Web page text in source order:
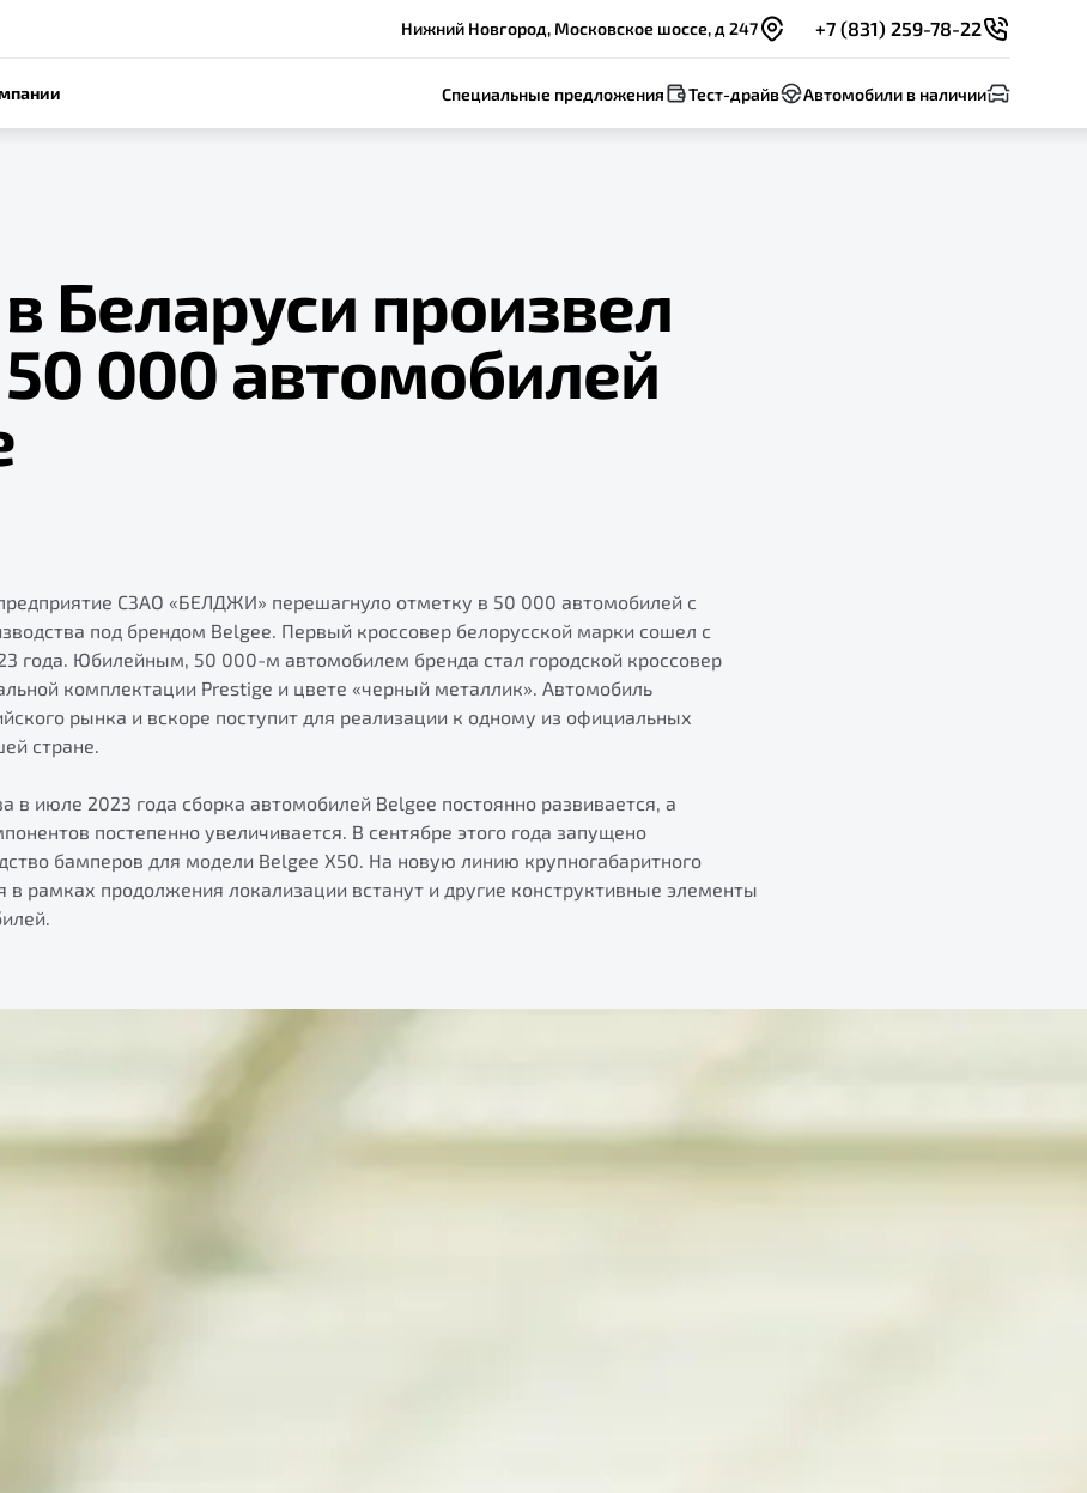
Нижний Новгород, Московское шоссе, д 247 +7 (831) 259-78-22
Специальные предложения Тест-драйв Автомобили в наличии
Беларуси произвел
000 автомобилей
СЗАО «БЕЛДЖИ» перешагнуло отметку в 50 000 автомобилей с
под брендом Belgee. Первый кроссовер белорусской марки сошел с
года. Юбилейным, 50 000-м автомобилем бренда стал городской кроссовер
комплектации Prestige и цвете «черный металлик». Автомобиль
рынка и вскоре поступит для реализации к одному из официальных
стране.
в июле 2023 года сборка автомобилей Belgee постоянно развивается, а
постепенно увеличивается. В сентябре этого года запущено
бамперов для модели Belgee X50. На новую линию крупногабаритного
в рамках продолжения локализации встанут и другие конструктивные элементы